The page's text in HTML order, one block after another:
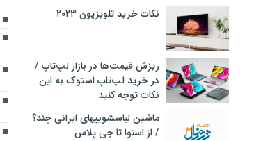
نکات خرید تلویزیون ۲۰۲۳
ریزش قیمت‌ها در بازار لپ‌تاپ /
در خرید لپ‌تاپ استوک به این
نکات توجه کنید
ماشین لباسشویی‎های ایرانی چند؟
/ از اسنوا تا جی پلاس